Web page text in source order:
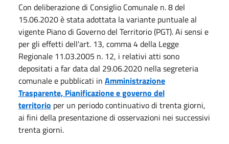
Con deliberazione di Consiglio Comunale n. 8 del
15.06.2020 è stata adottata la variante puntuale al
vigente Piano di Governo del Territorio (PGT). Ai sensi e
per gli effetti dell'art. 13, comma 4 della Legge
Regionale 11.03.2005 n. 12, i relativi atti sono
depositati a far data dal 29.06.2020 nella segreteria
comunale e pubblicati in Amministrazione
Trasparente, Pianificazione e governo del
territorio per un periodo continuativo di trenta giorni,
ai fini della presentazione di osservazioni nei successivi
trenta giorni.